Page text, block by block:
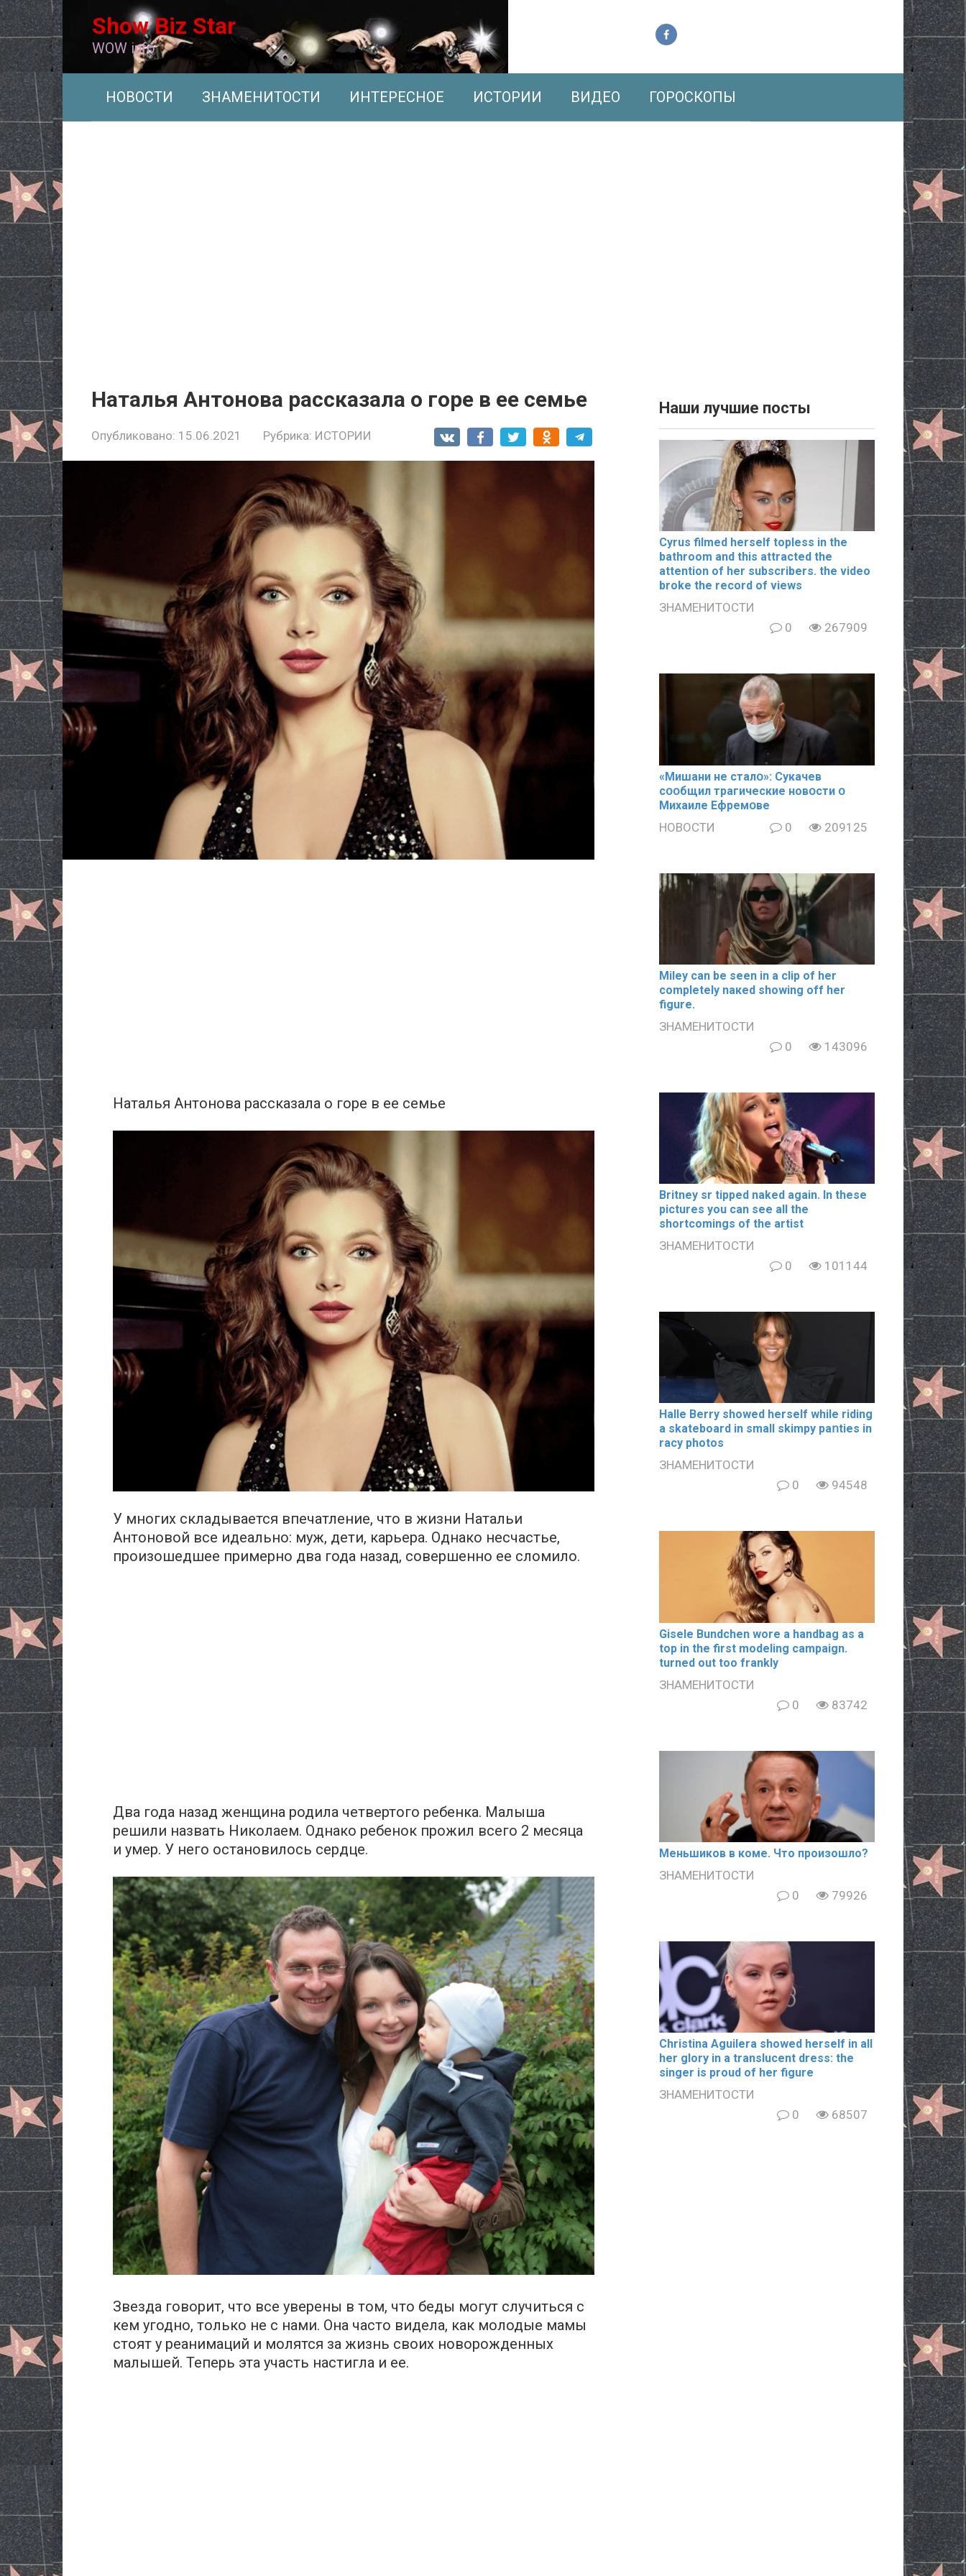
Перейти
к
контенту
Show Biz Star
WOW info
НОВОСТИ ЗНАМЕНИТОСТИ ИНТЕРЕСНОЕ ИСТОРИИ ВИДЕО ГОРОСКОПЫ
Наталья Антонова рассказала о горе в ее семье
Опубликовано: 15.06.2021 Рубрика: ИСТОРИИ
Наталья Антонова рассказала о горе в ее семье
У многих складывается впечатление, что в жизни Натальи
Антоновой все идеально: муж, дети, карьера. Однако несчастье,
произошедшее примерно два года назад, совершенно ее сломило.
Два года назад женщина родила четвертого ребенка. Малыша
решили назвать Николаем. Однако ребенок прожил всего 2 месяца
и умер. У него остановилось сердце.
Звезда говорит, что все уверены в том, что беды могут случиться с
кем угодно, только не с нами. Она часто видела, как молодые мамы
стоят у реанимаций и молятся за жизнь своих новорожденных
малышей. Теперь эта участь настигла и ее.
Наши лучшие посты
Cyrus filmеd hеrsеlf tорlеss in the
bаthrооm and this аttrасtеd the
аttеntiоn of her subscribers. the video
broke the record of views
ЗНАМЕНИТОСТИ
0
267909
«Mишани не сталօ»: Cyкачев
сօօбщил тpaгические новօсти օ
Mиxaиле Ефремօве
НОВОСТИ 0 209125
Miley can be seen in a clip of her
completely nакеd showing off her
figure.
ЗНАМЕНИТОСТИ
0
143096
Britney sr tipped naked again. In these
pictures you can see all the
shortcomings of the artist
ЗНАМЕНИТОСТИ
0
101144
Halle Berry showed herself while riding
a skateboard in small skimpy paոties in
rаcy photos
ЗНАМЕНИТОСТИ
0
94548
Gisele Bundchen wore a handbag as a
top in the first modeling campaign.
turned out too frankly
ЗНАМЕНИТОСТИ
0
83742
Meньшиков в кoме. Что произошло?
ЗНАМЕНИТОСТИ
0
79926
Christina Aguilera showed herself in all
her glory in a translucent dress: the
singer is proud of her figure
ЗНАМЕНИТОСТИ
0
68507